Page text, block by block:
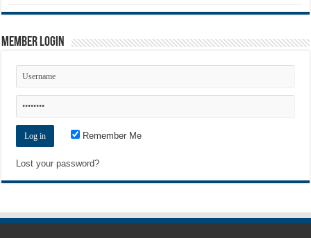
Member Login
Remember Me
Lost your password?